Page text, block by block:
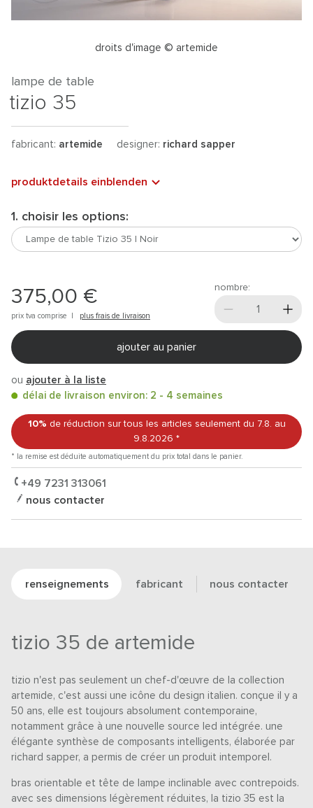
droits d'image © artemide
lampe de table
tizio 35
fabricant: artemide designer: richard sapper
produktdetails einblenden
1. choisir les options:
375,00 €
prix tva comprise | plus frais de livraison
nombre:
ajouter au panier
ou ajouter à la liste
délai de livraison environ: 2 - 4 semaines
10% de réduction sur tous les articles seulement du 7.8. au
9.8.2026 *
* la remise est déduite automatiquement du prix total dans le panier.
+49 7231 313061
nous contacter
renseignements fabricant nous contacter
tizio 35 de artemide
tizio n'est pas seulement un chef-d'œuvre de la collection
artemide, c'est aussi une icône du design italien. conçue il y a
50 ans, elle est toujours absolument contemporaine,
notamment grâce à une nouvelle source led intégrée. une
élégante synthèse de composants intelligents, élaborée par
richard sapper, a permis de créer un produit intemporel.
bras orientable et tête de lampe inclinable avec contrepoids.
avec ses dimensions légèrement réduites, la tizio 35 est la